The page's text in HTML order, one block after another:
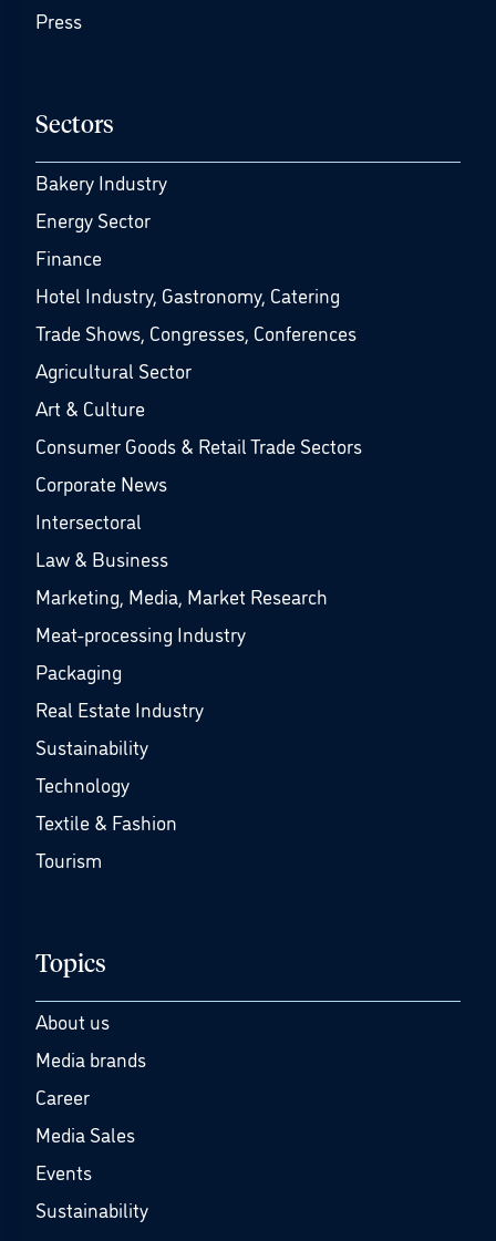
Press
Sectors
Bakery Industry
Energy Sector
Finance
Hotel Industry, Gastronomy, Catering
Trade Shows, Congresses, Conferences
Agricultural Sector
Art & Culture
Consumer Goods & Retail Trade Sectors
Corporate News
Intersectoral
Law & Business
Marketing, Media, Market Research
Meat-processing Industry
Packaging
Real Estate Industry
Sustainability
Technology
Textile & Fashion
Tourism
Topics
About us
Media brands
Career
Media Sales
Events
Sustainability